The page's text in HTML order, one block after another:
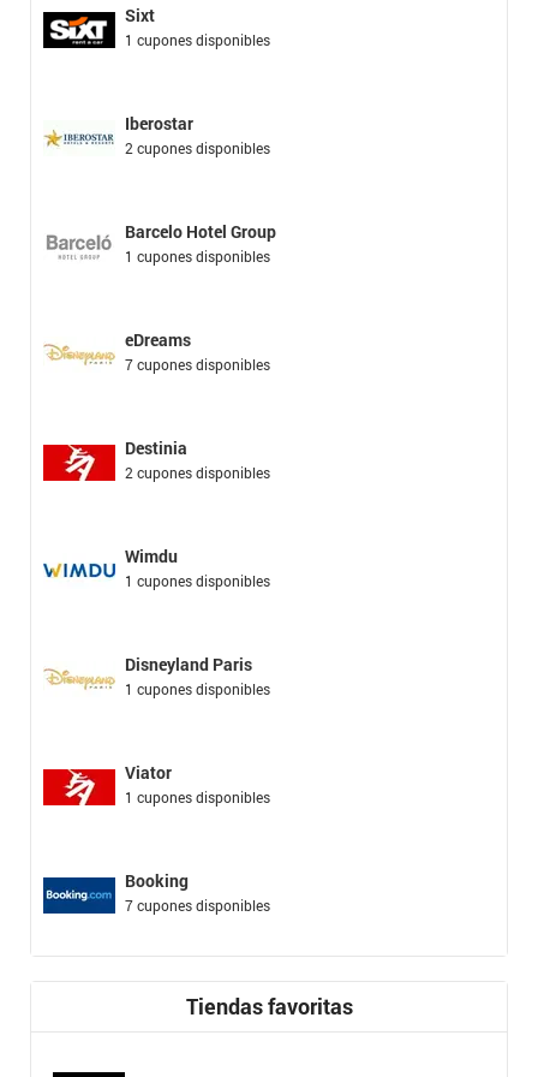
Sixt
1 cupones disponibles
Iberostar
2 cupones disponibles
Barcelo Hotel Group
1 cupones disponibles
eDreams
7 cupones disponibles
Destinia
2 cupones disponibles
Wimdu
1 cupones disponibles
Disneyland Paris
1 cupones disponibles
Viator
1 cupones disponibles
Booking
7 cupones disponibles
Tiendas favoritas